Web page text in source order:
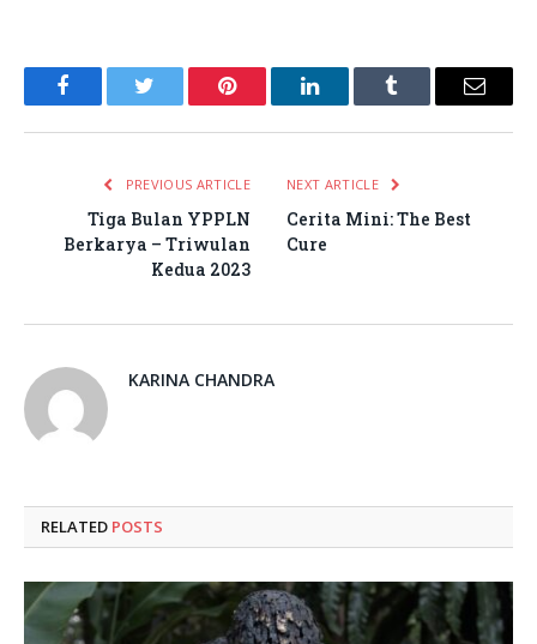
FacebookTwitter Pinterest LinkedInTumblr Email
PREVIOUS ARTICLE
Tiga Bulan YPPLN
Berkarya – Triwulan
Kedua 2023
NEXT ARTICLE
Cerita Mini: The Best
Cure
KARINA CHANDRA
RELATED POSTS